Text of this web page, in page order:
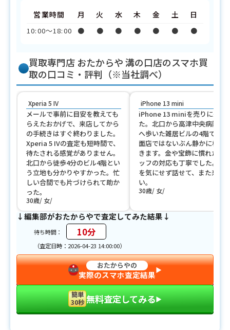
営業時間
10:00〜18:00
月
●
火
●
水
●
木
●
金
●
土
●
日
●
買取専門店 おたからや 溝の口店のスマホ買
取の口コミ・評判（※当社調べ）
Xperia 5 IV
メールで事前に目安を教えても
らえたおかげで、来店してから
の手続きはすぐ終わりました。
Xperia 5 IVの査定も短時間で、
待たされる感覚がありません。
北口から徒歩4分のビル4階とい
う立地も分かりやすかった。忙
しい合間でも片づけられて助か
った。
30歳 女
iPhone 13 mini
iPhone 13 miniを売りに来ま
た。北口から高津中央病院の
へ歩いた雑居ビルの4階で、路
面店ではないぶん静かに相談
きます。金や宝飾に慣れたス
ッフの対応も丁寧でした。人
を気にせず話せて、また来た
い。
30歳 女
↓編集部がおたからやで査定してみた結果↓
待ち時間： 10分
（査定日時：2026-04-23 14:00:00）
おたからやの
実際のスマホ査定結果▶︎
簡単
30秒 無料査定してみる▶︎